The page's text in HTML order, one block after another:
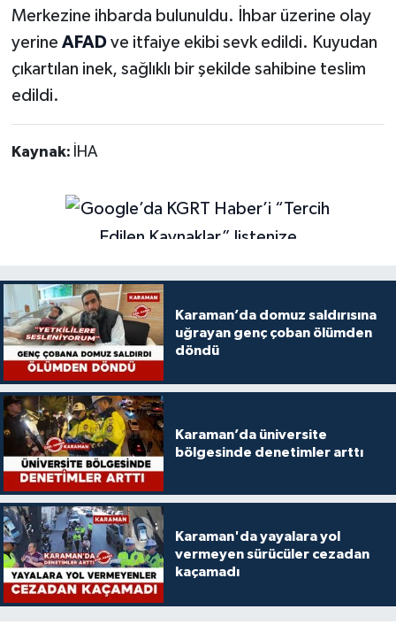
Merkezine ihbarda bulunuldu. İhbar üzerine olay
yerine AFAD ve itfaiye ekibi sevk edildi. Kuyudan
çıkartılan inek, sağlıklı bir şekilde sahibine teslim
edildi.
Kaynak: İHA
Karaman’da domuz saldırısına
uğrayan genç çoban ölümden
döndü
Karaman’da üniversite
bölgesinde denetimler arttı
Karaman'da yayalara yol
vermeyen sürücüler cezadan
kaçamadı